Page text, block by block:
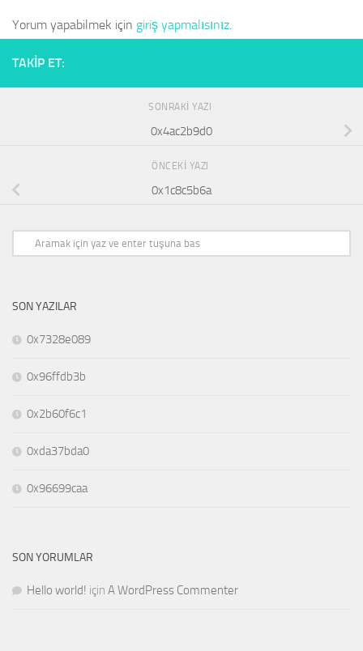
Yorum yapabilmek için giriş yapmalısınız.
TAKIP ET:
SONRAKI YAZI
0x4ac2b9d0
ÖNCEKI YAZI
0x1c8c5b6a
SON YAZILAR
0x7328e089
0x96ffdb3b
0x2b60f6c1
0xda37bda0
0x96699caa
SON YORUMLAR
Hello world! için A WordPress Commenter